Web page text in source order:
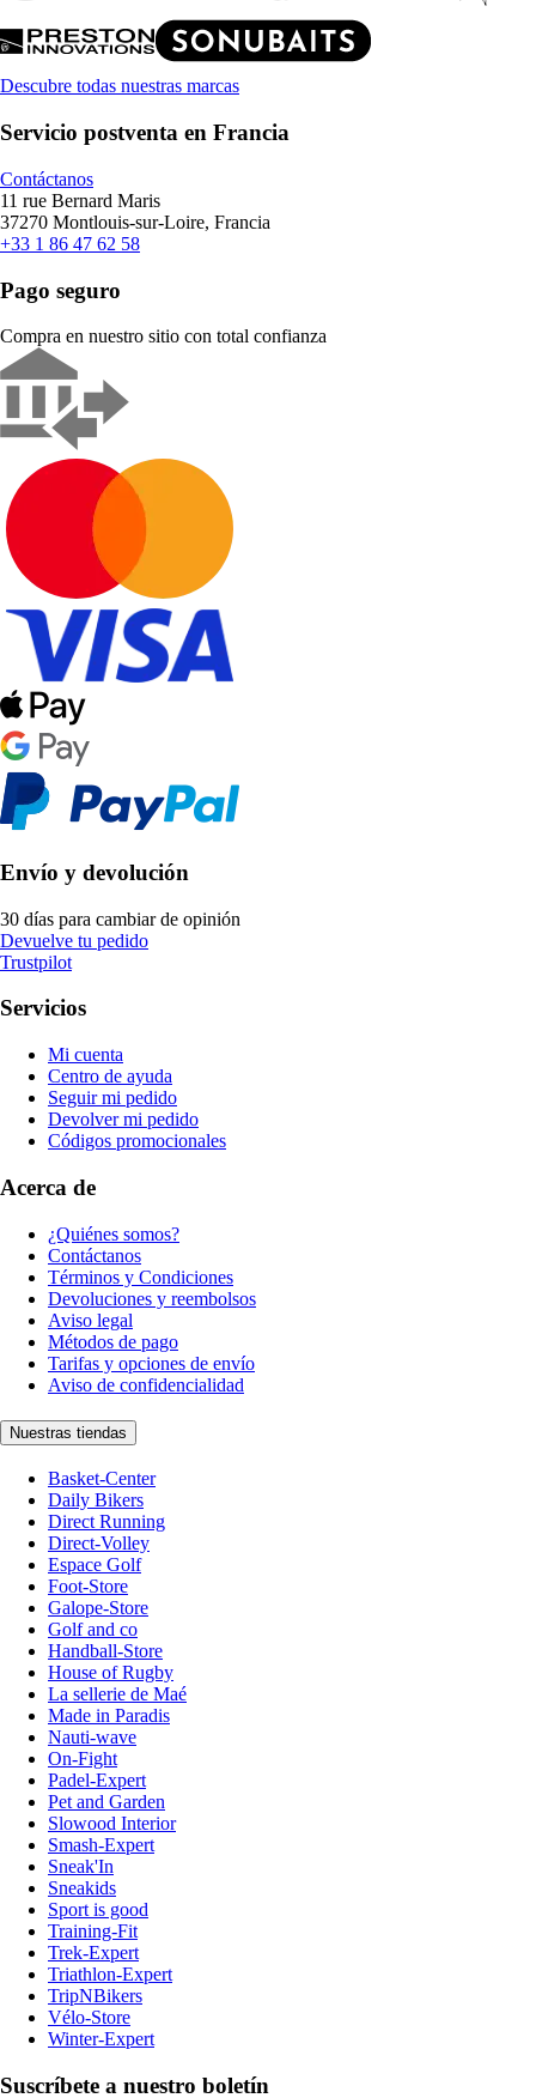
Descubre todas nuestras marcas
Servicio postventa en Francia
Contáctanos
11 rue Bernard Maris
37270 Montlouis-sur-Loire, Francia
+33 1 86 47 62 58
Pago seguro
Compra en nuestro sitio con total confianza
Envío y devolución
30 días para cambiar de opinión
Devuelve tu pedido
Trustpilot
Servicios
Mi cuenta
Centro de ayuda
Seguir mi pedido
Devolver mi pedido
Códigos promocionales
Acerca de
¿Quiénes somos?
Contáctanos
Términos y Condiciones
Devoluciones y reembolsos
Aviso legal
Métodos de pago
Tarifas y opciones de envío
Aviso de confidencialidad
Nuestras tiendas
Basket-Center
Daily Bikers
Direct Running
Direct-Volley
Espace Golf
Foot-Store
Galope-Store
Golf and co
Handball-Store
House of Rugby
La sellerie de Maé
Made in Paradis
Nauti-wave
On-Fight
Padel-Expert
Pet and Garden
Slowood Interior
Smash-Expert
Sneak'In
Sneakids
Sport is good
Training-Fit
Trek-Expert
Triathlon-Expert
TripNBikers
Vélo-Store
Winter-Expert
Suscríbete a nuestro boletín